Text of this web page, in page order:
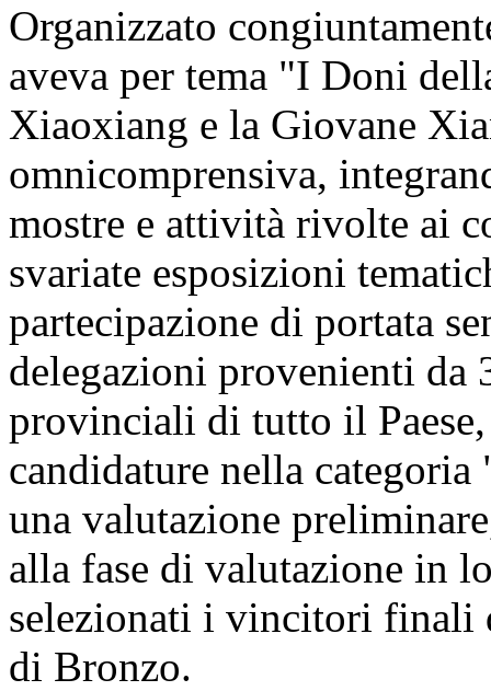
Organizzato
aveva per tema "I Doni
Xiaoxiang e la Giovane
omnicomprensiva,
mostre e attività rivolte ai
svariate esposizioni
partecipazione di portata
delegazioni provenienti da
provinciali di tutto il
candidature nella
una valutazione
alla fase di valutazione in
selezionati i vincitori finali
di Bronzo.